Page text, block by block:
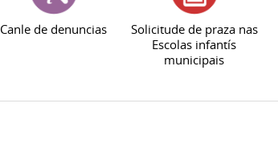
Canle de denuncias
Solicitude de praza nas
Escolas infantís
municipais